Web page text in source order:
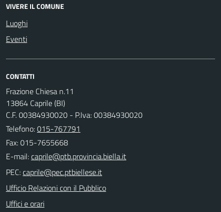
VIVERE IL COMUNE
Luoghi
Eventi
CONTATTI
Frazione Chiesa n.11
13864 Caprile (BI)
C.F. 00384930020 - P.Iva: 00384930020
Telefono:015-767791
Fax: 015-7655668
E-mail:
PEC:
Ufficio Relazioni con il Pubblico
Uffici e orari